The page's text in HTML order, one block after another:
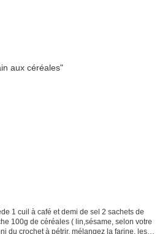
1 cuil à café et demi de sel 2 sachets de
100g de céréales ( lin,sésame, selon votre
du crochet à pétrir, mélangez la farine, les